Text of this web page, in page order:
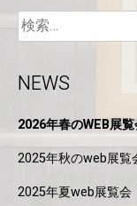
NEWS
2026年春のWEB展
2025年秋のweb展覧
2025年夏web展覧会